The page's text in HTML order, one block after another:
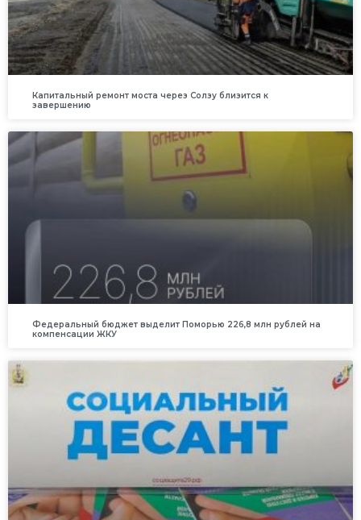
Капитальный ремонт моста через Солзу близится к
завершению
Федеральный бюджет выделит Поморью 226,8 млн рублей на
компенсации ЖКУ